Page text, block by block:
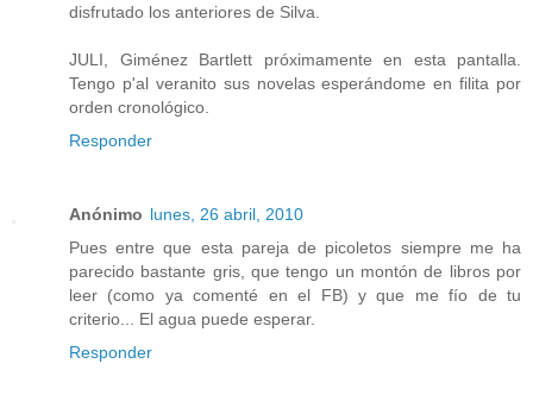
disfrutado los anteriores de Silva.
JULI, Giménez Bartlett próximamente en esta pantalla.
Tengo p'al veranito sus novelas esperándome en filita por
orden cronológico.
Responder
Anónimo lunes, 26 abril, 2010
Pues entre que esta pareja de picoletos siempre me ha
parecido bastante gris, que tengo un montón de libros por
leer (como ya comenté en el FB) y que me fío de tu
criterio... El agua puede esperar.
Responder